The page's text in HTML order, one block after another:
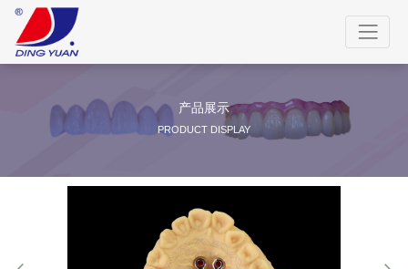
产品展示
PRODUCT DISPLAY